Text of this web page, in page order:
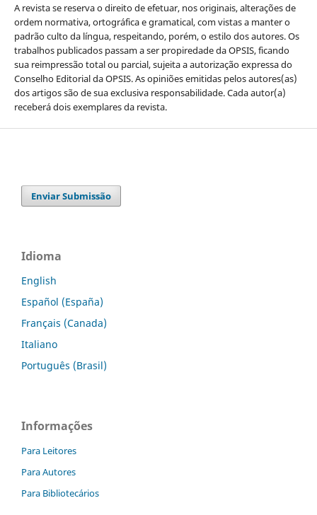
A revista se reserva o direito de efetuar, nos originais, alterações de
ordem normativa, ortográfica e gramatical, com vistas a manter o
padrão culto da língua, respeitando, porém, o estilo dos autores. Os
trabalhos publicados passam a ser propiredade da OPSIS, ficando
sua reimpressão total ou parcial, sujeita a autorização expressa do
Conselho Editorial da OPSIS. As opiniões emitidas pelos autores(as)
dos artigos são de sua exclusiva responsabilidade. Cada autor(a)
receberá dois exemplares da revista.
Enviar Submissão
Idioma
English
Español (España)
Français (Canada)
Italiano
Português (Brasil)
Informações
Para Leitores
Para Autores
Para Bibliotecários